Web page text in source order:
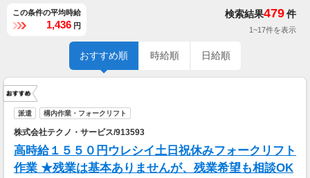
この条件の平均時給
1,436 円
検索結果479件
1~17件を表示
おすすめ順 時給順 日給順
派遣 構内作業・フォークリフト
株式会社テクノ・サービス/913593
高時給１５５０円ウレシイ土日祝休みフォークリフト
作業 ★残業は基本ありませんが、残業希望も相談OK